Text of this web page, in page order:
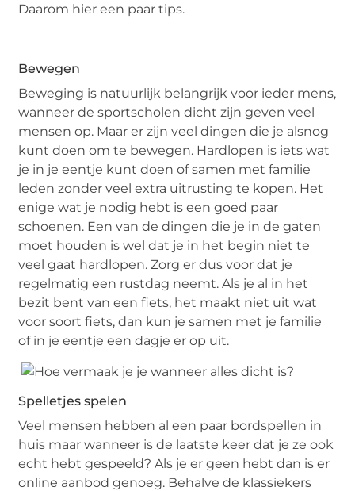
Daarom hier een paar tips.
Bewegen
Beweging is natuurlijk belangrijk voor ieder mens,
wanneer de sportscholen dicht zijn geven veel
mensen op. Maar er zijn veel dingen die je alsnog
kunt doen om te bewegen. Hardlopen is iets wat
je in je eentje kunt doen of samen met familie
leden zonder veel extra uitrusting te kopen. Het
enige wat je nodig hebt is een goed paar
schoenen. Een van de dingen die je in de gaten
moet houden is wel dat je in het begin niet te
veel gaat hardlopen. Zorg er dus voor dat je
regelmatig een rustdag neemt. Als je al in het
bezit bent van een fiets, het maakt niet uit wat
voor soort fiets, dan kun je samen met je familie
of in je eentje een dagje er op uit.
Spelletjes spelen
Veel mensen hebben al een paar bordspellen in
huis maar wanneer is de laatste keer dat je ze ook
echt hebt gespeeld? Als je er geen hebt dan is er
online aanbod genoeg. Behalve de klassiekers